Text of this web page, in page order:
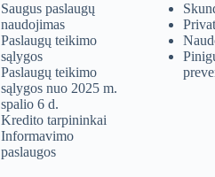
Saugus paslaugų
naudojimas
Paslaugų teikimo
sąlygos
Paslaugų teikimo
sąlygos nuo 2025 m.
spalio 6 d.
Kredito tarpininkai
Informavimo
paslaugos